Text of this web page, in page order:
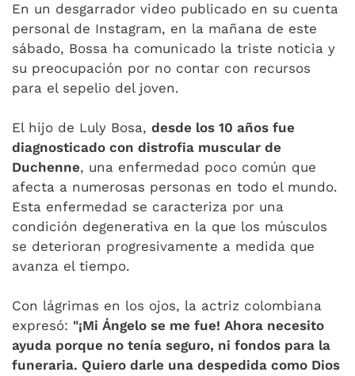
En un desgarrador video publicado en su cuenta
personal de Instagram, en la mañana de este
sábado, Bossa ha comunicado la triste noticia y
su preocupación por no contar con recursos
para el sepelio del joven.
El hijo de Luly Bosa, desde los 10 años fue
diagnosticado con distrofia muscular de
Duchenne, una enfermedad poco común que
afecta a numerosas personas en todo el mundo.
Esta enfermedad se caracteriza por una
condición degenerativa en la que los músculos
se deterioran progresivamente a medida que
avanza el tiempo.
Con lágrimas en los ojos, la actriz colombiana
expresó: "¡Mi Ángelo se me fue! Ahora necesito
ayuda porque no tenía seguro, ni fondos para la
funeraria. Quiero darle una despedida como Dios